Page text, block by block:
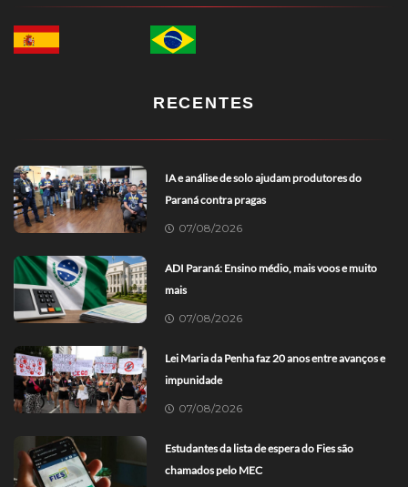
RECENTES
IA e análise de solo ajudam produtores do
Paraná contra pragas
07/08/2026
ADI Paraná: Ensino médio, mais voos e muito
mais
07/08/2026
Lei Maria da Penha faz 20 anos entre avanços e
impunidade
07/08/2026
Estudantes da lista de espera do Fies são
chamados pelo MEC